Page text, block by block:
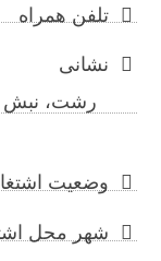
تلفن همراه
نشانی
وضعیت
شهر محل